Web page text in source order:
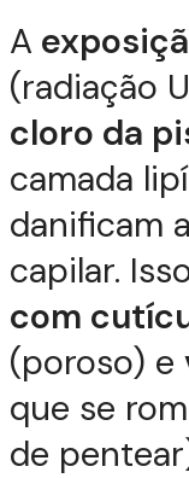
A
(radiação
cloro da
camada
danificam
capilar.
com
(poroso) e
que se
de